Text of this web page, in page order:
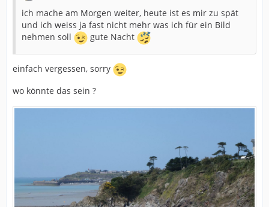
ich mache am Morgen weiter, heute ist es mir zu spät
und ich weiss ja fast nicht mehr was ich für ein Bild
nehmen soll
gute Nacht
einfach vergessen, sorry
wo könnte das sein ?